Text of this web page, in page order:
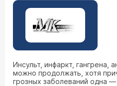
Инсульт, инфаркт, гангрена,
можно продолжать, хотя
грозных заболеваний одна